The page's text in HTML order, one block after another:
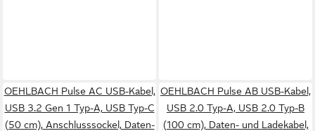
OEHLBACH Pulse AC USB-Kabel,
USB 3.2 Gen 1 Typ-A, USB Typ-C
(50 cm), Anschlusssockel, Daten-
OEHLBACH Pulse AB USB-Kabel,
USB 2.0 Typ-A, USB 2.0 Typ-B
(100 cm), Daten- und Ladekabel,